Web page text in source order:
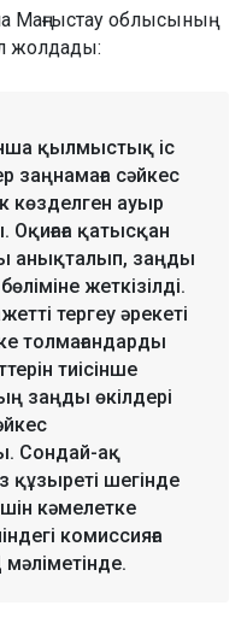
Маңғыстау облысының
жолдады:
қылмыстық іс
заңнамаға сәйкес
көзделген ауыр
қатысқан
анықталып, заңды
жеткізілді.
тергеу әрекеті
толмағандарды
тиісінше
заңды өкілдері
Сондай-ақ
құзыреті шегінде
кәмелетке
комиссияға